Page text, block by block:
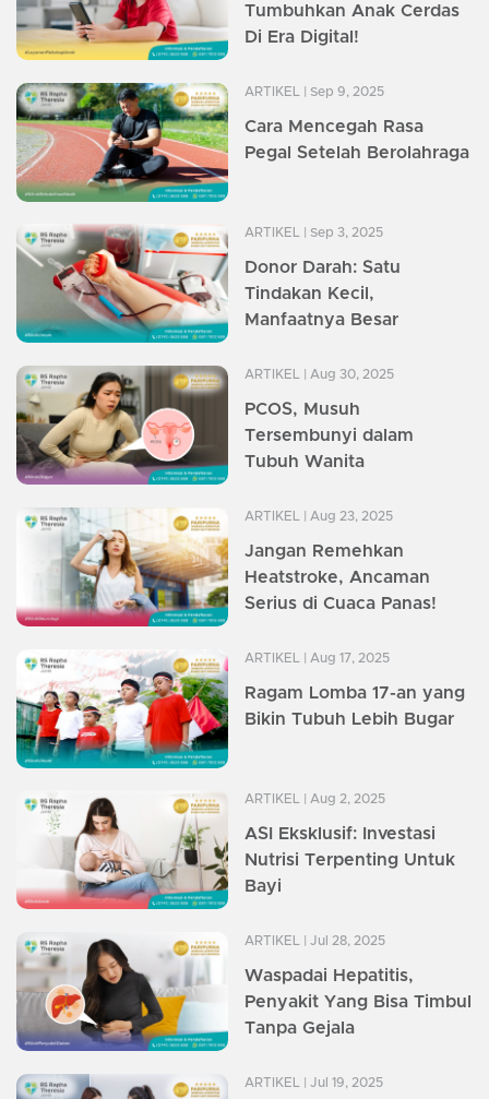
Tumbuhkan Anak Cerdas
Di Era Digital!
ARTIKEL | Sep 9, 2025
Cara Mencegah Rasa
Pegal Setelah Berolahraga
ARTIKEL | Sep 3, 2025
Donor Darah: Satu
Tindakan Kecil,
Manfaatnya Besar
ARTIKEL | Aug 30, 2025
PCOS, Musuh
Tersembunyi dalam
Tubuh Wanita
ARTIKEL | Aug 23, 2025
Jangan Remehkan
Heatstroke, Ancaman
Serius di Cuaca Panas!
ARTIKEL | Aug 17, 2025
Ragam Lomba 17-an yang
Bikin Tubuh Lebih Bugar
ARTIKEL | Aug 2, 2025
ASI Eksklusif: Investasi
Nutrisi Terpenting Untuk
Bayi
ARTIKEL | Jul 28, 2025
Waspadai Hepatitis,
Penyakit Yang Bisa Timbul
Tanpa Gejala
ARTIKEL | Jul 19, 2025